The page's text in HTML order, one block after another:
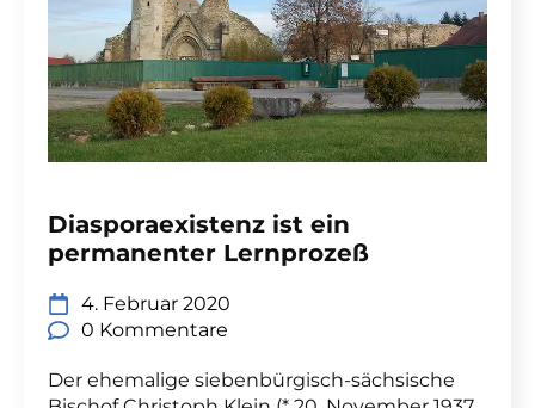
Diasporaexistenz ist ein
permanenter Lernprozeß
4. Februar 2020
0 Kommentare
Der ehemalige siebenbürgisch-sächsische